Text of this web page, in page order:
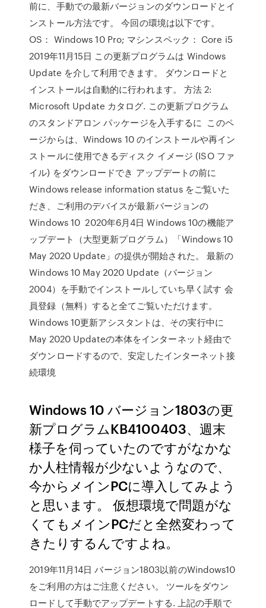
前に、手動での最新バージョンのダウンロードとイ
ンストール方法です。 今回の環境は以下です。
OS： Windows 10 Pro; マシンスペック： Core i5
2019年11月15日 この更新プログラムは Windows
Update を介して利用できます。 ダウンロードと
インストールは自動的に行われます。 方法 2:
Microsoft Update カタログ. この更新プログラム
のスタンドアロン パッケージを入手するに このペ
ージからは、Windows 10 のインストールや再イン
ストールに使用できるディスク イメージ (ISO ファ
イル) をダウンロードでき アップデートの前に
Windows release information status をご覧いた
だき、ご利用のデバイスが最新バージョンの
Windows 10 2020年6月4日 Windows 10の機能ア
ップデート（大型更新プログラム）「Windows 10
May 2020 Update」の提供が開始された。 最新の
Windows 10 May 2020 Update（バージョン
2004）を手動でインストールしていち早く試す 会
員登録（無料）すると全てご覧いただけます。
Windows 10更新アシスタントは、その実行中に
May 2020 Updateの本体をインターネット経由で
ダウンロードするので、安定したインターネット接
続環境
Windows 10 バージョン1803の更
新プログラムKB4100403、週末
様子を伺っていたのですがなかな
か人柱情報が少ないようなので、
今からメインPCに導入してみよう
と思います。 仮想環境で問題がな
くてもメインPCだと全然変わって
きたりするんですよね。
2019年11月14日 バージョン1803以前のWindows10
をご利用の方はご注意ください。 ツールをダウン
ロードして手動でアップデートする. 上記の手順で